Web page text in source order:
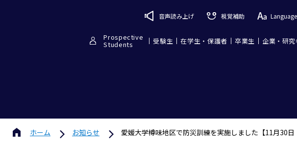
音声読み上げ 視覚補助 Language
Prospective
Students 受験生 在学生・保護者 卒業生 企業・研究
ホーム お知らせ 愛媛大学樽味地区で防災訓練を実施しました【11月30日